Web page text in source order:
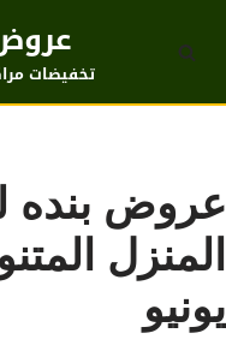
تخطى
تخفيضات
عروض بنده
يونيو